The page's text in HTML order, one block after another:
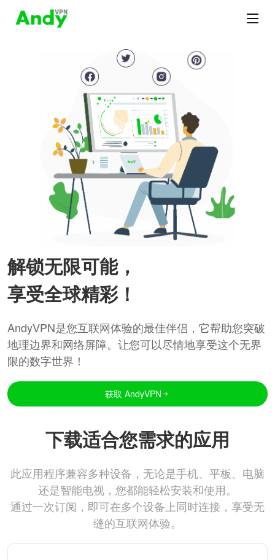
解锁无限可能，
享受全球精彩！
AndyVPN是您互联网体验的最佳伴侣，它帮助您突破
地理边界和网络屏障。让您可以尽情地享受这个无界
限的数字世界！
获取 AndyVPN
下载适合您需求的应用
此应用程序兼容多种设备，无论是手机、平板、电脑
还是智能电视，您都能轻松安装和使用。
通过一次订阅，即可在多个设备上同时连接，享受无
缝的互联网体验。